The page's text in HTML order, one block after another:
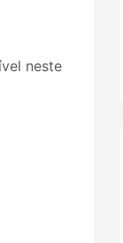
neste